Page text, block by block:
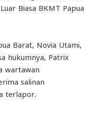
Biasa BKMT Papua
Barat, Novia Utami,
hukumnya, Patrix
wartawan
salinan
terlapor.